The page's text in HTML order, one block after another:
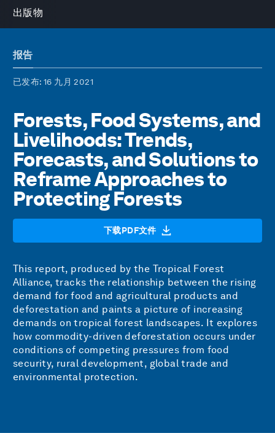
出版物
报告
已发布: 16 九月 2021
Forests, Food Systems, and
Livelihoods: Trends,
Forecasts, and Solutions to
Reframe Approaches to
Protecting Forests
下载PDF文件
This report, produced by the Tropical Forest
Alliance, tracks the relationship between the rising
demand for food and agricultural products and
deforestation and paints a picture of increasing
demands on tropical forest landscapes. It explores
how commodity-driven deforestation occurs under
conditions of competing pressures from food
security, rural development, global trade and
environmental protection.